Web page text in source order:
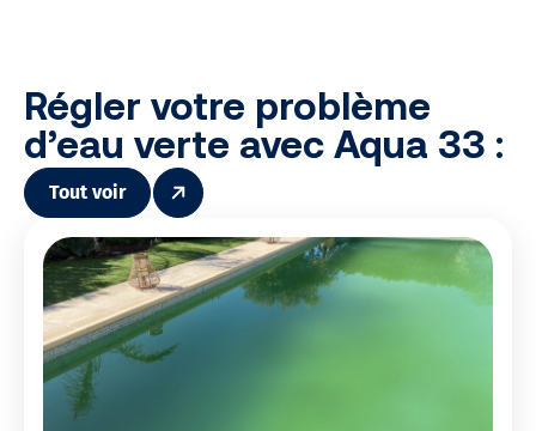
Régler votre problème
d’eau verte avec Aqua 33 :
Tout voir